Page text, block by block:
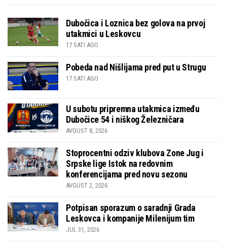
Dubočica i Loznica bez golova na prvoj
utakmici u Leskovcu
17 SATI AGO
Pobeda nad Nišlijama pred put u Strugu
17 SATI AGO
U subotu pripremna utakmica između
Dubočice 54 i niškog Železničara
AVGUST 8, 2026
Stoprocentni odziv klubova Zone Jug i
Srpske lige Istok na redovnim
konferencijama pred novu sezonu
AVGUST 2, 2026
Potpisan sporazum o saradnji Grada
Leskovca i kompanije Milenijum tim
JUL 31, 2026